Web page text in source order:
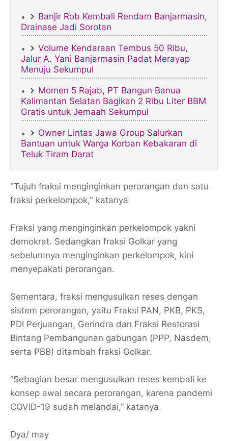
Banjir Rob Kembali Rendam Banjarmasin,
Drainase Jadi Sorotan
Volume Kendaraan Tembus 50 Ribu,
Jalur A. Yani Banjarmasin Padat Merayap
Menuju Sekumpul
Momen 5 Rajab, PT Bangun Banua
Kalimantan Selatan Bagikan 2 Ribu Liter BBM
Gratis untuk Jemaah Sekumpul
Owner Lintas Jawa Group Salurkan
Bantuan untuk Warga Korban Kebakaran di
Teluk Tiram Darat
"Tujuh fraksi menginginkan perorangan dan satu
fraksi perkelompok," katanya
Fraksi yang menginginkan perkelompok yakni
demokrat. Sedangkan fraksi Golkar yang
sebelumnya menginginkan perkelompok, kini
menyepakati perorangan.
Sementara, fraksi mengusulkan reses dengan
sistem perorangan, yaitu Fraksi PAN, PKB, PKS,
PDI Perjuangan, Gerindra dan Fraksi Restorasi
Bintang Pembangunan gabungan (PPP, Nasdem,
serta PBB) ditambah fraksi Golkar.
“Sebagian besar mengusulkan reses kembali ke
konsep awal secara perorangan, karena pandemi
COVID-19 sudah melandai,” katanya.
Dya/ may